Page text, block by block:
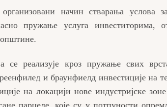
начин стварања услова
пружање услуга
општине.
се реализује кроз пружање свих
и браунфиелд инвестиције на
на локацији нове индустријске
парцеле, које су у потпуности